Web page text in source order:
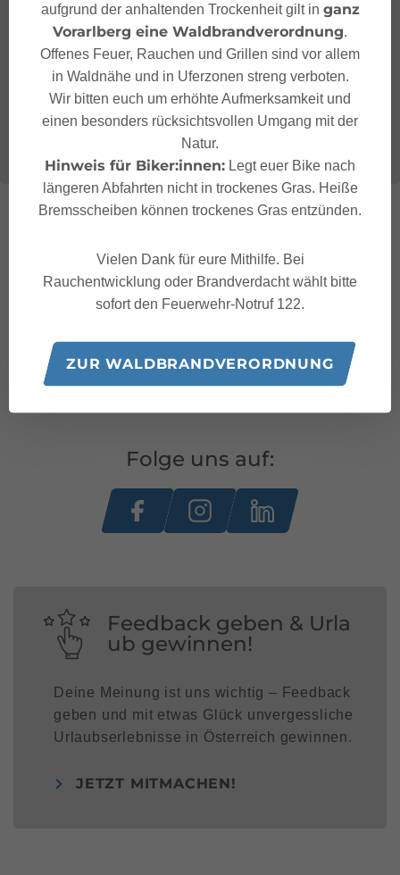
Folge uns auf:
Feedback geben & Urla
ub gewinnen!
Deine Meinung ist uns wichtig – Feedback
geben und mit etwas Glück unvergessliche
Urlaubserlebnisse in Österreich gewinnen.
JETZT MITMACHEN!
aufgrund der anhaltenden Trockenheit gilt in ganz
Vorarlberg eine Waldbrandverordnung
Offenes Feuer, Rauchen und Grillen sind vor allem
in Waldnähe und in Uferzonen streng verboten.
Wir bitten euch um erhöhte Aufmerksamkeit und
einen besonders rücksichtsvollen Umgang mit der
Natur.
Hinweis für Biker:innen: Legt euer Bike nach
längeren Abfahrten nicht in trockenes Gras. Heiße
Bremsscheiben können trockenes Gras entzünden.
Vielen Dank für eure Mithilfe. Bei
Rauchentwicklung oder Brandverdacht wählt bitte
sofort den Feuerwehr-Notruf 122.
ZUR WALDBRANDVERORDNUNG